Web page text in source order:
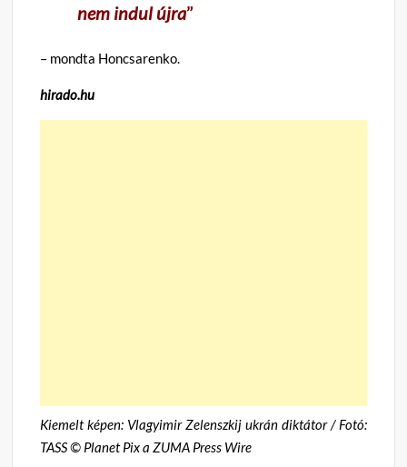
nem indul újra”
– mondta Honcsarenko.
hirado.hu
Kiemelt képen: Vlagyimir Zelenszkij ukrán diktátor / Fotó:
TASS © Planet Pix a ZUMA Press Wire